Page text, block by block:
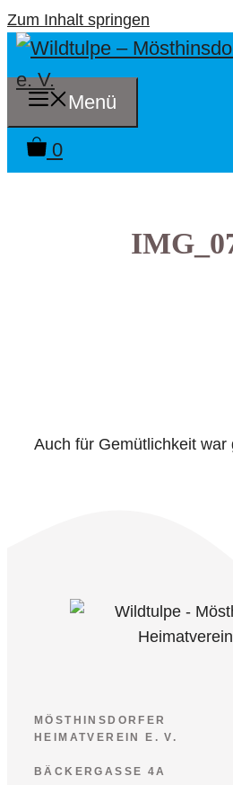
Zum Inhalt springen
Menü
0
Auch für Gemütlichkeit war
MÖSTHINSDORFER
HEIMATVEREIN E. V.
BÄCKERGASSE 4A